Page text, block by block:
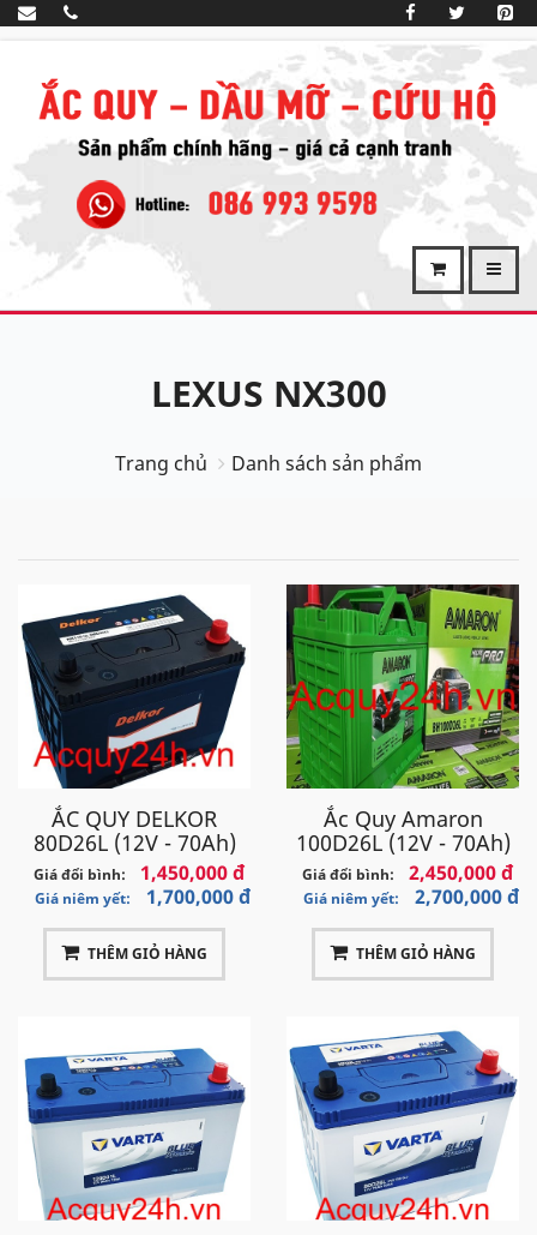
LEXUS NX300
Trang chủ Danh sách sản phẩm
ẮC QUY DELKOR
80D26L (12V - 70Ah)
Giá đổi bình: 1,450,000 đ
Giá niêm yết: 1,700,000 đ
THÊM GIỎ HÀNG
Ắc Quy Amaron
100D26L (12V - 70Ah)
Giá đổi bình: 2,450,000 đ
Giá niêm yết: 2,700,000 đ
THÊM GIỎ HÀNG